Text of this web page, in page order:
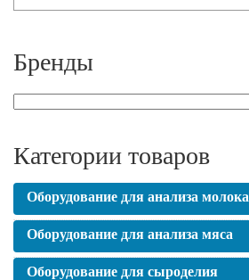
Бренды
Категории товаров
Оборудование для анализа молока
Оборудование для анализа мяса
Оборудование для сыроделия